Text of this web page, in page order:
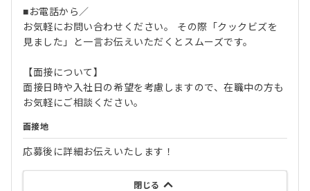
■お電話から／
お気軽にお問い合わせください。 その際「クックビズを
見ました」と一言お伝えいただくとスムーズです。
【面接について】
面接日時や入社日の希望を考慮しますので、在職中の方も
お気軽にご相談ください。
面接地
応募後に詳細お伝えいたします！
閉じる